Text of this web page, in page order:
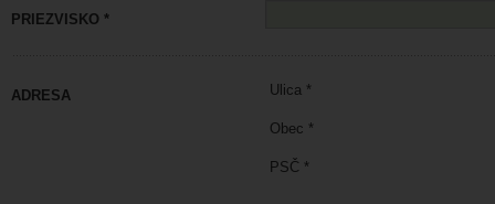
PRIEZVISKO *
ADRESA Ulica *
Obec *
PSČ *